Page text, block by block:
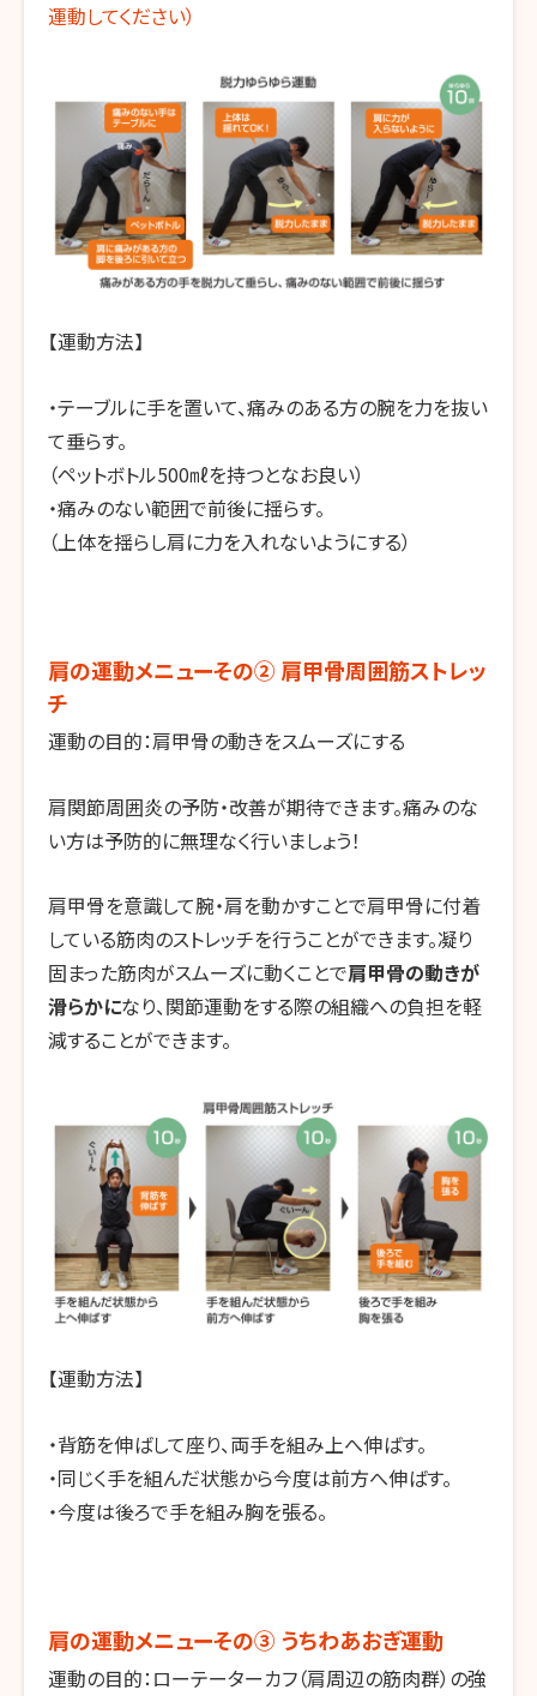
運動してください）
【運動方法】
・テーブルに手を置いて、痛みのある方の腕を力を抜い
て垂らす。
（ペットボトル500㎖を持つとなお良い）
・痛みのない範囲で前後に揺らす。
（上体を揺らし肩に力を入れないようにする）
肩の運動メニューその② 肩甲骨周囲筋ストレッ
チ
運動の目的：肩甲骨の動きをスムーズにする
肩関節周囲炎の予防・改善が期待できます。痛みのな
い方は予防的に無理なく行いましょう！
肩甲骨を意識して腕・肩を動かすことで肩甲骨に付着
している筋肉のストレッチを行うことができます。凝り
固まった筋肉がスムーズに動くことで肩甲骨の動きが
滑らかになり、関節運動をする際の組織への負担を軽
減することができます。
【運動方法】
・背筋を伸ばして座り、両手を組み上へ伸ばす。
・同じく手を組んだ状態から今度は前方へ伸ばす。
・今度は後ろで手を組み胸を張る。
肩の運動メニューその③ うちわあおぎ運動
運動の目的：ローテーターカフ（肩周辺の筋肉群）の強